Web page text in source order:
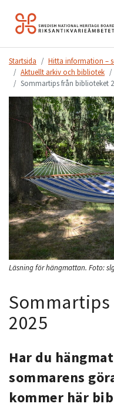
Hoppa
till
Startsida Hitta information –
Aktuellt arkiv och bibliotek
Sommartips från biblioteket
Läsning för hängmattan. Foto:
2025
Har du
sommarens
kommer här